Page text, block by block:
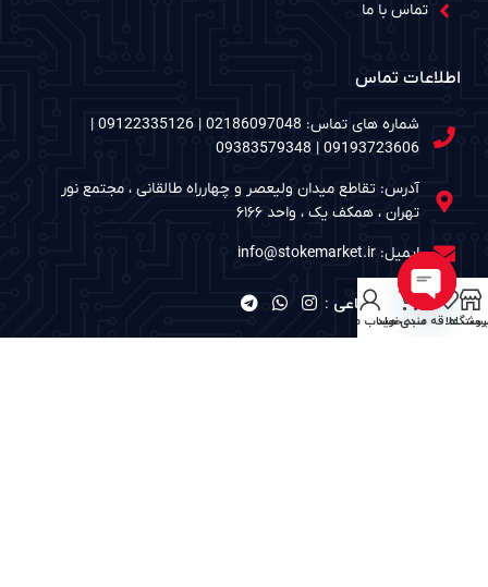
تماس با ما
اطلاعات تماس
شماره های تماس: 02186097048 | 09122335126 |
09193723606 | 09383579348
آدرس: تقاطع میدان ولیعصر و چهارراه طالقانی ، مجتمع نور
تهران ، همکف یک ، واحد ۶۱۶۶
ایمیل: info@stokemarket.ir
شبکه های اجتماعی :
علاقه مندی ها
سبد خریدحساب منOpen